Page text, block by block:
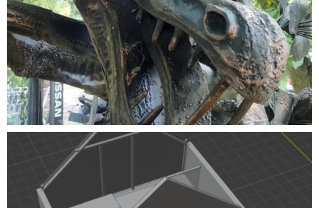
CARPORT
Konstrukcje stalowe ·